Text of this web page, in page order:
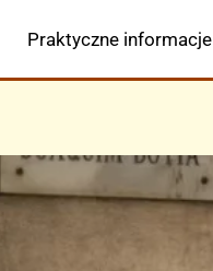
Praktyczne informacje